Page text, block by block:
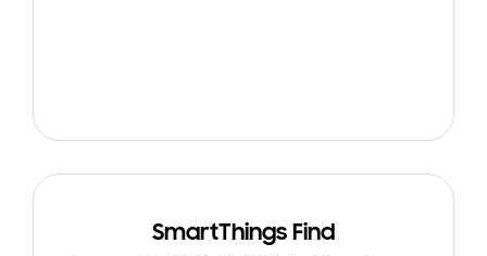
SmartThings Find